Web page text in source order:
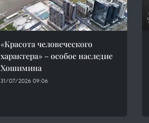
«Красота человеческого
характера» – особое наследие
Хошимина
31/07/2026 09:06